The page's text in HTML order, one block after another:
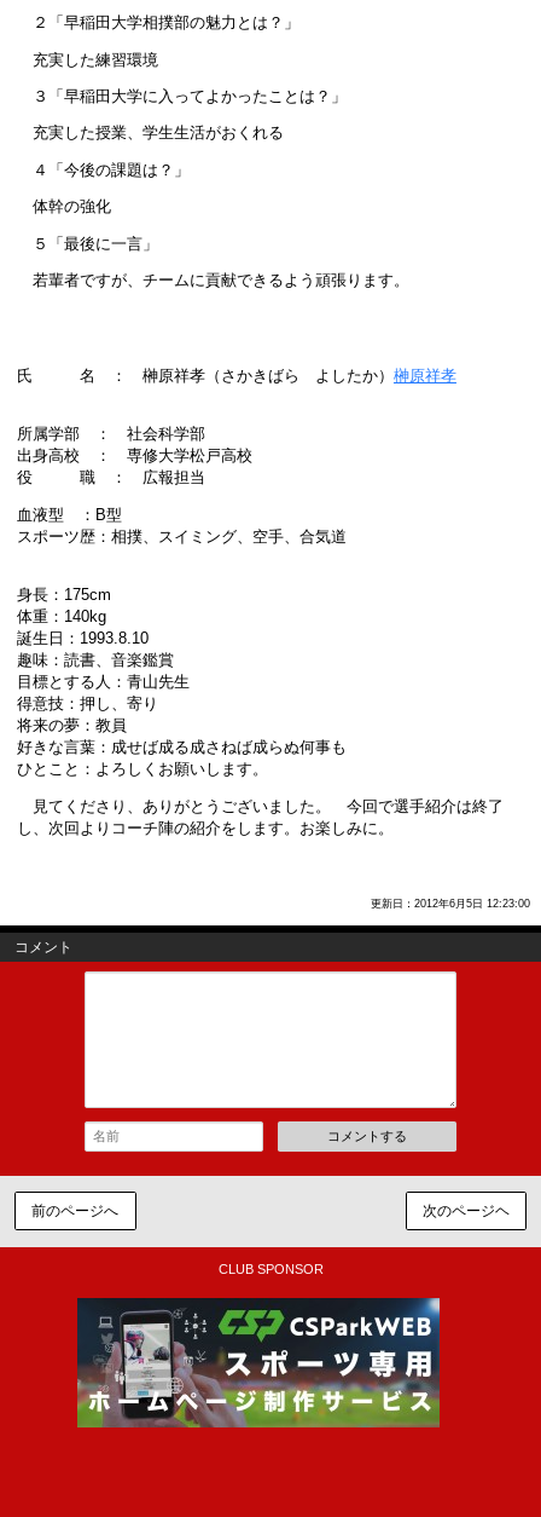
２「早稲田大学相撲部の魅力とは？」
充実した練習環境
３「早稲田大学に入ってよかったことは？」
充実した授業、学生生活がおくれる
４「今後の課題は？」
体幹の強化
５「最後に一言」
若輩者ですが、チームに貢献できるよう頑張ります。
氏 名 ： 榊原祥孝（さかきばら よしたか） 榊原祥孝
所属学部 ： 社会科学部
出身高校 ： 専修大学松戸高校
役 職 ： 広報担当
血液型 ：B型
スポーツ歴：相撲、スイミング、空手、合気道
身長：175cm
体重：140kg
誕生日：1993.8.10
趣味：読書、音楽鑑賞
目標とする人：青山先生
得意技：押し、寄り
将来の夢：教員
好きな言葉：成せば成る成さねば成らぬ何事も
ひとこと：よろしくお願いします。
見てくださり、ありがとうございました。 今回で選手紹介は終了
し、次回よりコーチ陣の紹介をします。お楽しみに。
更新日：2012年6月5日 12:23:00
コメント
コメントする
前のページへ 次のページヘ
CLUB SPONSOR